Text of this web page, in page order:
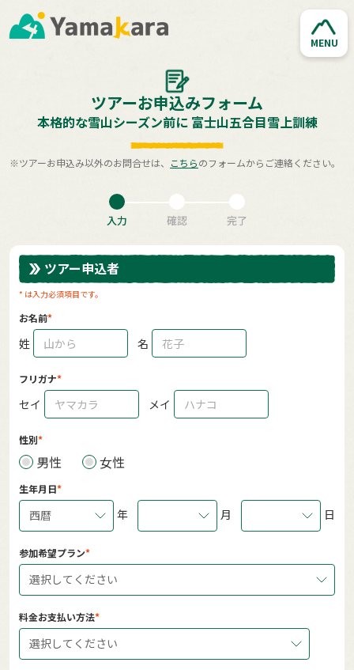
MENU
ツアーお申込みフォーム
本格的な雪山シーズン前に 富士山五合目雪上訓練
※ツアーお申込み以外のお問合せは、 こちらのフォームからご連絡ください。
入力 確認 完了
ツアー申込者
* は入力必須項目です。
お名前
姓 名
フリガナ
セイ メイ
性別
男性 女性
生年月日
西暦 年 月 日
参加希望プラン
選択してください
料金お支払い方法
選択してください